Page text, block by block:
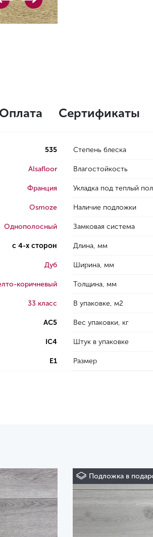
Оплата Сертификаты
535
Alsafloor
Франция
Osmoze
Однополосный
с 4-х сторон
Дуб
коричневый
33 класс
AC5
IC4
E1
Степень блеска
Влагостойкость
Укладка под теплый пол
Наличие подложки
Замковая система
Длина, мм
Ширина, мм
Толщина, мм
В упаковке, м2
Вес упаковки, кг
Штук в упаковке
Размер
Подложка в